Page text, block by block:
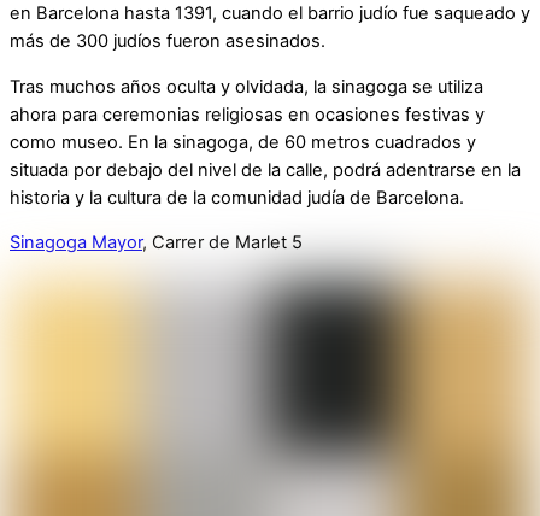
en Barcelona hasta 1391, cuando el barrio judío fue saqueado y
más de 300 judíos fueron asesinados.
Tras muchos años oculta y olvidada, la sinagoga se utiliza
ahora para ceremonias religiosas en ocasiones festivas y
como museo. En la sinagoga, de 60 metros cuadrados y
situada por debajo del nivel de la calle, podrá adentrarse en la
historia y la cultura de la comunidad judía de Barcelona.
Sinagoga Mayor, Carrer de Marlet 5